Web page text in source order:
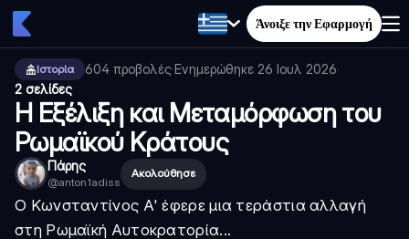
Άνοιξε την Εφαρμογή
Ιστορία 604 προβολές·Ενημερώθηκε 26 Ιουλ 2026·
2 σελίδες
Η Εξέλιξη και Μεταμόρφωση του
Ρωμαϊκού Κράτους
Πάρης
@anton1adiss
Ακολούθησε
Ο Κωνσταντίνος Α' έφερε μια τεράστια αλλαγή
στη Ρωμαϊκή Αυτοκρατορία...